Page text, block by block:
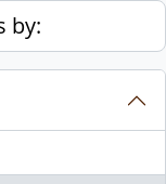
by: